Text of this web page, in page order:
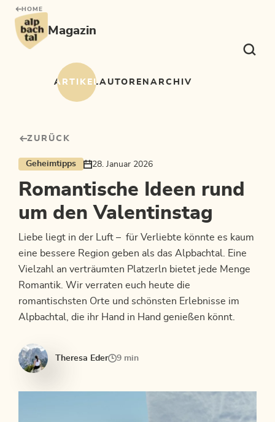
sr.skip-to.main-content
sr.skip-to.table-of-contents
sr.skip-to.main-navigation
Table Of Content
Pferdekutschenfahrt
Spaziergang entlang des Berglsteinersees
Romantische Fackelwanderung
Schlosspark Matzen erkunden
Liebesbotschaft aus Rattenberg
Spontaner Kurzurlaub
Das könnte dich auch interessieren
Magazin
HOME
ARTIKELAUTOREN ARCHIV
ZURÜCK
Geheimtipps 28. Januar 2026
Romantische Ideen rund
um den Valentinstag
Liebe liegt in der Luft – für Verliebte könnte es kaum
eine bessere Region geben als das Alpbachtal. Eine
Vielzahl an verträumten Platzerln bietet jede Menge
Romantik. Wir verraten euch heute die
romantischsten Orte und schönsten Erlebnisse im
Alpbachtal, die ihr Hand in Hand genießen könnt.
Theresa Eder 9 min